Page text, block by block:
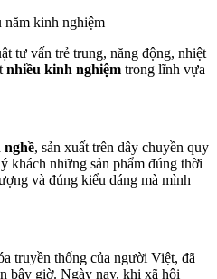
tư vấn trẻ trung, năng động, nhiệt
nhiều kinh nghiệm trong lĩnh vựa
nghề, sản xuất trên dây chuyền quy
khách những sản phẩm đúng thời
và đúng kiểu dáng mà mình
truyền thống của người Việt, đã
bây giờ. Ngày nay, khi xã hội